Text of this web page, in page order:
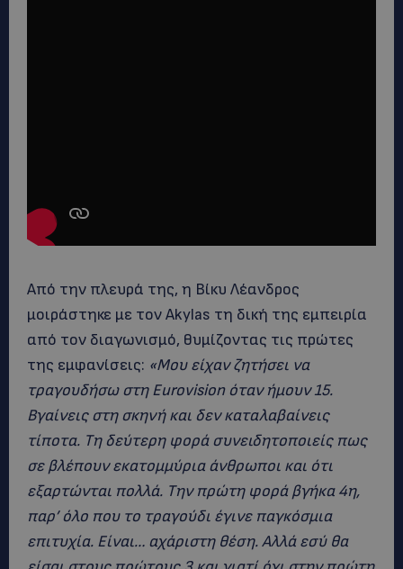
Από την πλευρά της, η Βίκυ Λέανδρος
μοιράστηκε με τον Akylas τη δική της εμπειρία
από τον διαγωνισμό, θυμίζοντας τις πρώτες
της εμφανίσεις: «Μου είχαν ζητήσει να
τραγουδήσω στη Eurovision όταν ήμουν 15.
Βγαίνεις στη σκηνή και δεν καταλαβαίνεις
τίποτα. Τη δεύτερη φορά συνειδητοποιείς πως
σε βλέπουν εκατομμύρια άνθρωποι και ότι
εξαρτώνται πολλά. Την πρώτη φορά βγήκα 4η,
παρ’ όλο που το τραγούδι έγινε παγκόσμια
επιτυχία. Είναι… αχάριστη θέση. Αλλά εσύ θα